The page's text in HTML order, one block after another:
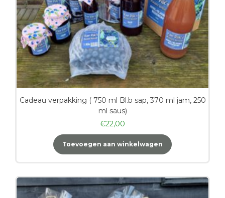
Cadeau verpakking ( 750 ml Bl.b sap, 370 ml jam, 250
ml saus)
€22,00
Toevoegen aan winkelwagen